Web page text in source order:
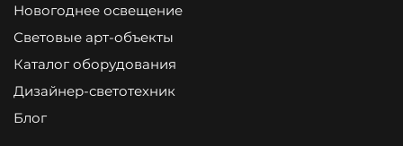
Новогоднее освещение
Световые арт-объекты
Каталог оборудования
Дизайнер-светотехник
Блог